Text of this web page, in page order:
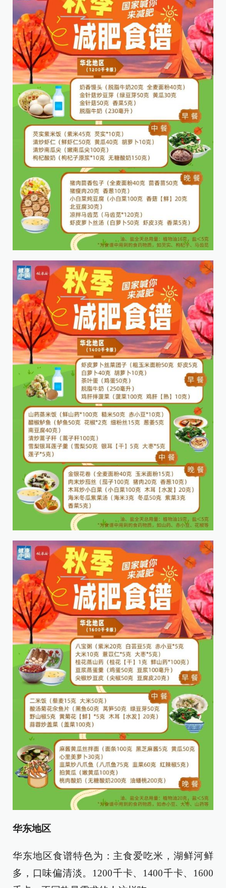
华东地区
华东地区食谱特色为：主食爱吃米，湖鲜河鲜
多，口味偏清淡。1200千卡、1400千卡、1600